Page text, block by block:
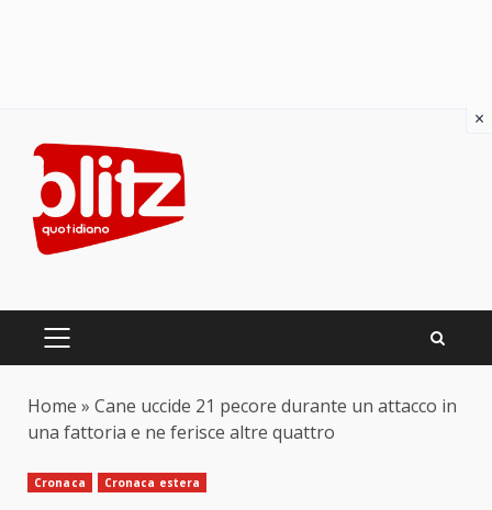
content
PRIMARY
Home » Cane uccide 21 pecore durante un attacco in
una fattoria e ne ferisce altre quattro
Cronaca Cronaca estera
×